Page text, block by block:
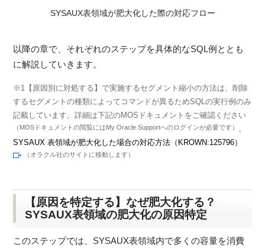
SYSAUX表領域が肥大化した際の対応フロー
以降の章で、それぞれのステップを具体的なSQL例ととも
に解説していきます。
※1
【原因別に対処する】で実施するセグメント縮小の方法は、削除
するセグメントの種類によってコマンドが異るためSQLの実行例のみ
記載しています。詳細は下記のMOSドキュメントをご確認ください
（MOSドキュメントの閲覧にはMy Oracle Supportへのログインが必要です）
。
SYSAUX 表領域が肥大化した場合の対応方法（KROWN:125796）
（オラクル社のサイトに移動します）
【原因を特定する】なぜ肥大化する？
SYSAUX表領域の肥大化の原因特定
このステップでは、SYSAUX表領域内で多くの容量を消費